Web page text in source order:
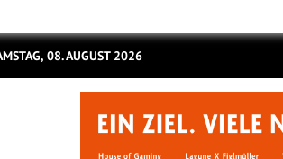
08. AUGUST 2026